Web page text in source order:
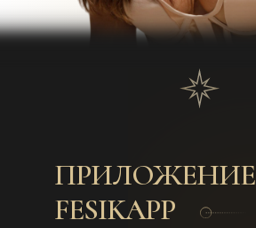
ПРИЛОЖЕНИЕ
FESIKAPP